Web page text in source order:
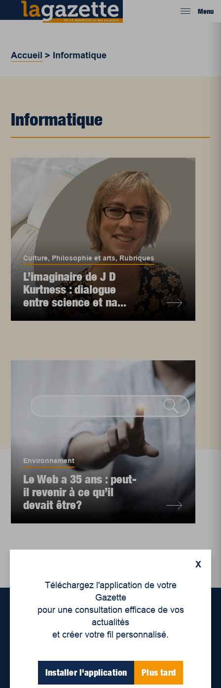
Menu
Accueil > Informatique
Informatique
Culture, Philosophie et arts, Rubriques
L’imaginaire de J D
Kurtness : dialogue
entre science et na...
Environnement
Le Web a 35 ans : peut-
il revenir à ce qu’il
devait être?
X
Téléchargez l'application de votre
Gazette
pour une consultation efficace de vos
actualités
et créer votre fil personnalisé.
Installer l'application Plus tard
Déontologie et confidentialité